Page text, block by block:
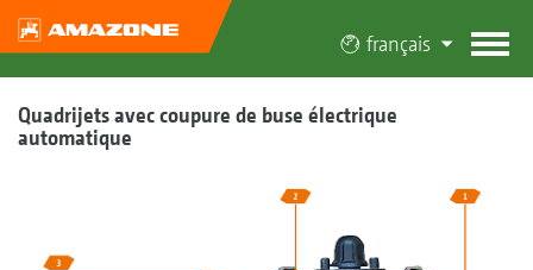
français
Quadrijets avec coupure de buse électrique
automatique